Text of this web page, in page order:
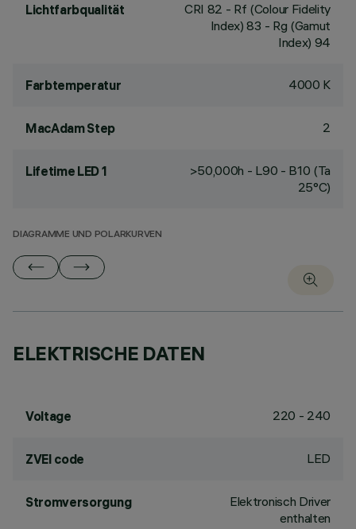
Lichtfarbqualität CRI 82 - Rf (Colour Fidelity
Index) 83 - Rg (Gamut
Index) 94
Farbtemperatur 4000 K
MacAdam Step 2
Lifetime LED 1
>50,000h - L90 - B10 (Ta
25°C)
DIAGRAMME UND POLARKURVEN
ELEKTRISCHE DATEN
Voltage 220 - 240
ZVEI code LED
Stromversorgung
Elektronisch Driver
enthalten